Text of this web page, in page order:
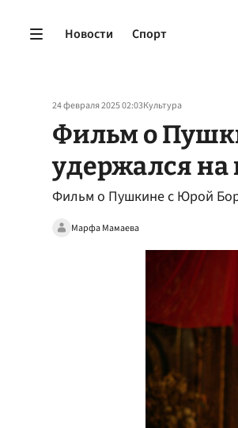
Новости Спорт
24 февраля 2025 02:03Культура
Фильм о
удержался на
Фильм о Пушкине с Юрой
Марфа Мамаева